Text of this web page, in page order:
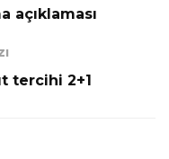
açıklaması
tercihi 2+1